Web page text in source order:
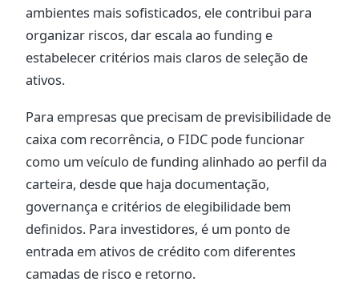
ambientes mais sofisticados, ele contribui para
organizar riscos, dar escala ao funding e
estabelecer critérios mais claros de seleção de
ativos.
Para empresas que precisam de previsibilidade de
caixa com recorrência, o FIDC pode funcionar
como um veículo de funding alinhado ao perfil da
carteira, desde que haja documentação,
governança e critérios de elegibilidade bem
definidos. Para investidores, é um ponto de
entrada em ativos de crédito com diferentes
camadas de risco e retorno.